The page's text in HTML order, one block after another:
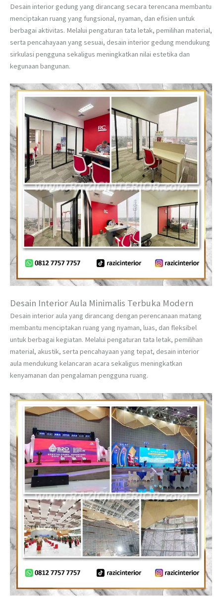
Desain interior gedung yang dirancang secara terencana membantu
menciptakan ruang yang fungsional, nyaman, dan efisien untuk
berbagai aktivitas. Melalui pengaturan tata letak, pemilihan material,
serta pencahayaan yang sesuai, desain interior gedung mendukung
sirkulasi pengguna sekaligus meningkatkan nilai estetika dan
kegunaan bangunan.
Desain Interior Aula Minimalis Terbuka Modern
Desain interior aula yang dirancang dengan perencanaan matang
membantu menciptakan ruang yang nyaman, luas, dan fleksibel
untuk berbagai kegiatan. Melalui pengaturan tata letak, pemilihan
material, akustik, serta pencahayaan yang tepat, desain interior
aula mendukung kelancaran acara sekaligus meningkatkan
kenyamanan dan pengalaman pengguna ruang.